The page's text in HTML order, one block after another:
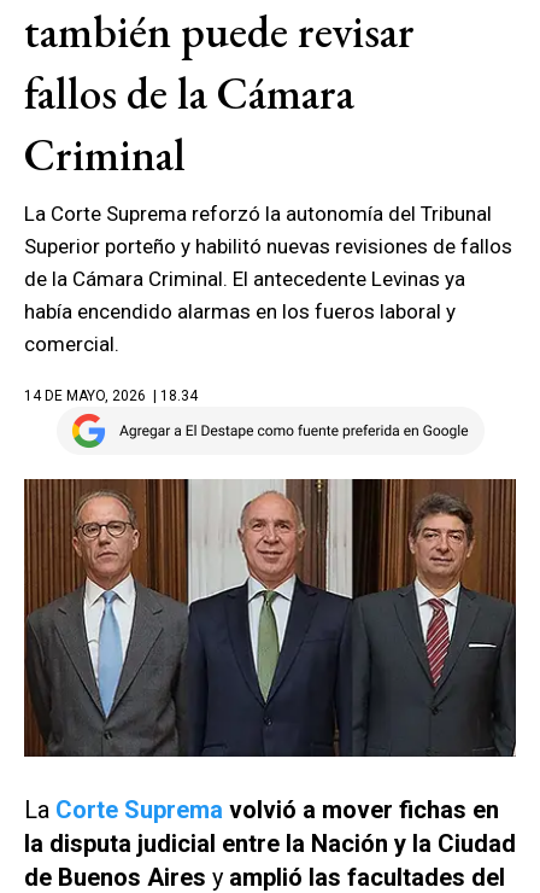
también puede revisar
fallos de la Cámara
Criminal
La Corte Suprema reforzó la autonomía del Tribunal
Superior porteño y habilitó nuevas revisiones de fallos
de la Cámara Criminal. El antecedente Levinas ya
había encendido alarmas en los fueros laboral y
comercial.
14 DE MAYO, 2026 | 18.34
La Corte Suprema volvió a mover fichas en
la disputa judicial entre la Nación y la Ciudad
de Buenos Aires y amplió las facultades del